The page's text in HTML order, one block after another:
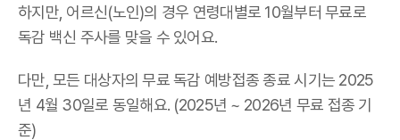
하지만, 어르신(노인)의 경우 연령대별로 10월부터 무료로
독감 백신 주사를 맞을 수 있어요.
다만, 모든 대상자의 무료 독감 예방접종 종료 시기는 2025
년 4월 30일로 동일해요. (2025년 ~ 2026년 무료 접종 기
준)